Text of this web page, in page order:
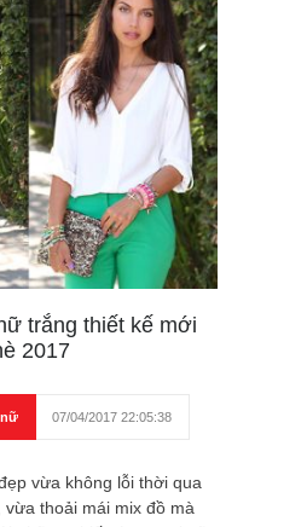
trắng thiết kế mới
2017
07/04/2017 22:05:38
vừa không lỗi thời qua
thoải mái mix đồ mà